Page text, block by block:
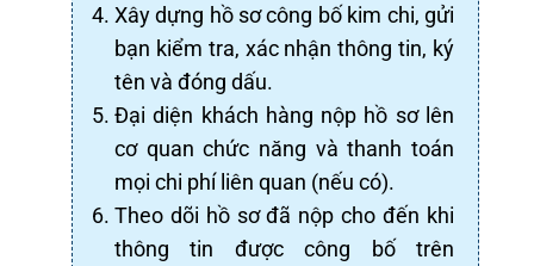
Xây dựng hồ sơ công bố kim chi, gửi
bạn kiểm tra, xác nhận thông tin, ký
tên và đóng dấu.
Đại diện khách hàng nộp hồ sơ lên
cơ quan chức năng và thanh toán
mọi chi phí liên quan (nếu có).
Theo dõi hồ sơ đã nộp cho đến khi
thông tin được công bố trên